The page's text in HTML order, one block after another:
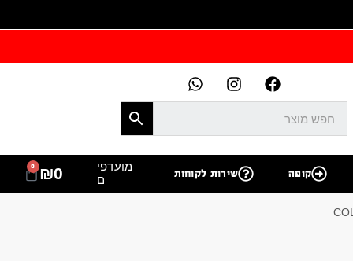
קופה שירות לקוחות
מועדפי
ם
₪0
0